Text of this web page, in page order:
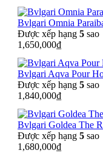
Bvlgari Omnia
Được xếp hạng 5 sao
1,650,000₫
Bvlgari Aqva Pour
Được xếp hạng 5 sao
1,840,000₫
Bvlgari Goldea The
Được xếp hạng 5 sao
1,680,000₫